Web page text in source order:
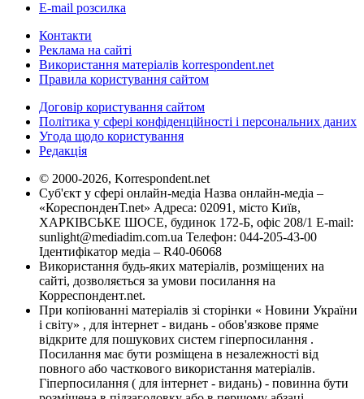
E-mail розсилка
Контакти
Реклама на сайті
Використання матеріалів korrespondent.net
Правила користування сайтом
Договір користування сайтом
Політика у сфері конфіденційності і персональних даних
Угода щодо користування
Редакція
© 2000-2026, Korrespondent.net
Суб'єкт у сфері онлайн-медіа Назва онлайн-медіа –
«КореспонденТ.net» Адреса: 02091, місто Київ,
ХАРКІВСЬКЕ ШОСЕ, будинок 172-Б, офіс 208/1 E-mail:
sunlight@mediadim.com.ua Телефон: 044-205-43-00
Ідентифікатор медіа – R40-06068
Використання будь-яких матеріалів, розміщених на
сайті, дозволяється за умови посилання на
Корреспондент.net.
При копіюванні матеріалів зі сторінки « Новини України
і світу» , для інтернет - видань - обов'язкове пряме
відкрите для пошукових систем гіперпосилання .
Посилання має бути розміщена в незалежності від
повного або часткового використання матеріалів.
Гіперпосилання ( для інтернет - видань) - повинна бути